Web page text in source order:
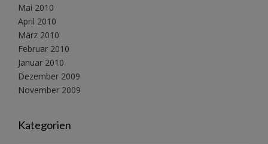
Mai 2010
April 2010
März 2010
Februar 2010
Januar 2010
Dezember 2009
November 2009
Kategorien